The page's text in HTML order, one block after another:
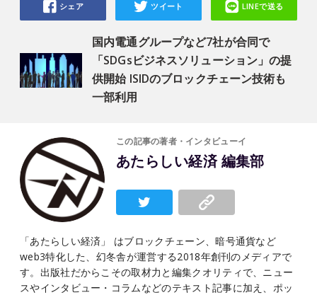
国内電通グループなど7社が合同で
「SDGsビジネスソリューション」の提
供開始 ISIDのブロックチェーン技術も
一部利用
シェア ツイート LINEで送る
この記事の著者・インタビューイ
あたらしい経済 編集部
「あたらしい経済」 はブロックチェーン、暗号通貨など
web3特化した、幻冬舎が運営する2018年創刊のメディアで
す。出版社だからこその取材力と編集クオリティで、ニュー
スやインタビュー・コラムなどのテキスト記事に加え、ポッ